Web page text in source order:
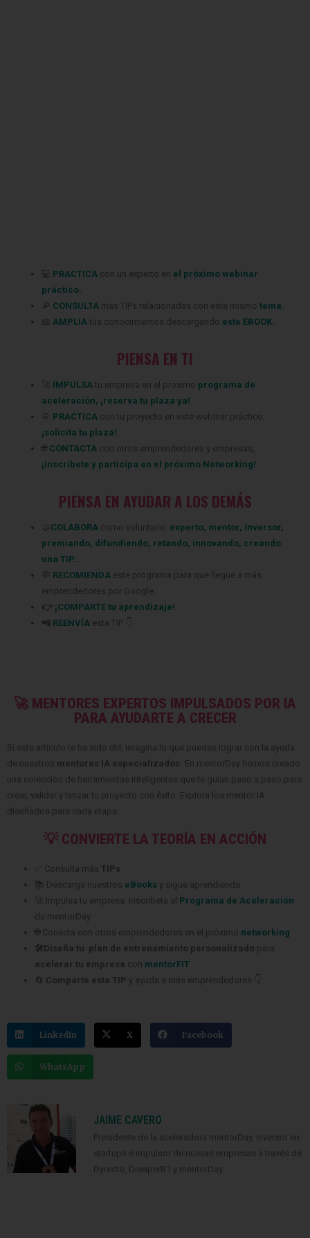
💻 PRACTICA con un experto en el próximo webinar
práctico.
🔎 CONSULTA más TIPs relacionadas con este mismo tema.
AMPLIA tus conocimientos descargando este EBOOK.
PIENSA EN TI
‍🚀 IMPULSA tu empresa en el próximo programa de
aceleración, ¡reserva tu plaza ya!
PRACTICA con tu proyecto en este webinar práctico,
¡solicita tu plaza!
🌐 CONTACTA con otros emprendedores y empresas,
¡inscríbete y participa en el próximo Networking!
PIENSA EN AYUDAR A LOS DEMÁS
🤝 COLABORA como voluntario: experto, mentor, inversor,
premiando, difundiendo, retando, innovando, creando
una TIP…
RECOMIENDA este programa para que llegue a más
emprendedores por Google.
👉 ¡COMPARTE tu aprendizaje!
📲 REENVÍA esta TIP 👇
🚀 MENTORES EXPERTOS IMPULSADOS POR IA
PARA AYUDARTE A CRECER
Si este artículo te ha sido útil, imagina lo que puedes lograr con la ayuda
de nuestros mentores IA especializados En mentorDay hemos creado
una colección de herramientas inteligentes que te guían paso a paso para
crear, validar y lanzar tu proyecto con éxito. Explora los mentor IA
diseñados para cada etapa..
💡 CONVIERTE LA TEORÍA EN ACCIÓN
✅ Consulta más TIPs
📚 Descarga nuestros eBooks y sigue aprendiendo
🚀 Impulsa tu empresa: inscríbete al Programa de Aceleración
de mentorDay
🌐 Conecta con otros emprendedores en el próximo networking
🛠️Diseña tu plan de entrenamiento personalizado para
acelerar tu empresa con mentorFIT
🔄 Comparte esta TIP y ayuda a más emprendedores 👇
LinkedIn X Facebook
WhatsApp
JAIME CAVERO
Presidente de la aceleradora mentorDay, inversor en
startups e impulsor de nuevas empresas a través de
Dyrecto, DreaperB1 y mentorDay.